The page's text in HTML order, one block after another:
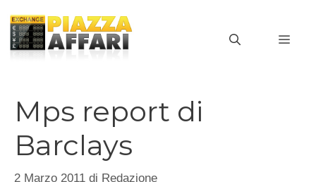
contenuto
Mps report di
Barclays
2 Marzo 2011 di Redazione